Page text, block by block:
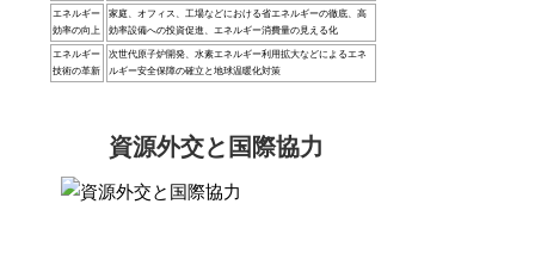
エネルギー
効率の向上
家庭、オフィス、工場などにおける省エネルギーの徹底、高
効率設備への投資促進、エネルギー消費量の見える化
エネルギー
技術の革新
次世代原子炉開発、水素エネルギー利用拡大などによるエネ
ルギー安全保障の確立と地球温暖化対策
資源外交と国際協力